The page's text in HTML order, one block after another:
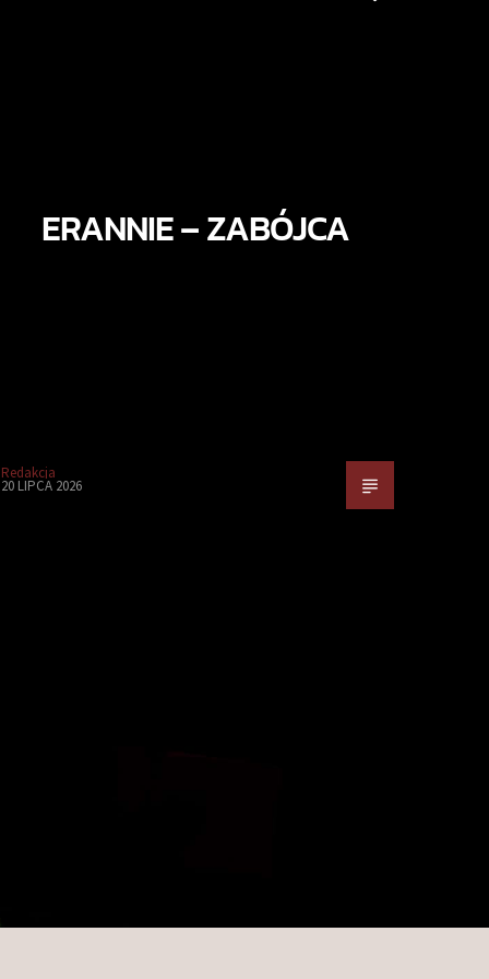
ERANNIE – ZABÓJCA
Redakcja
20 LIPCA 2026